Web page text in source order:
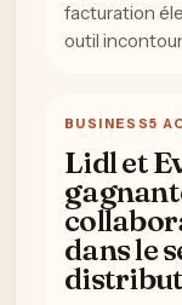
facturation
outil
BUSINESS5
Lidl et
dans le